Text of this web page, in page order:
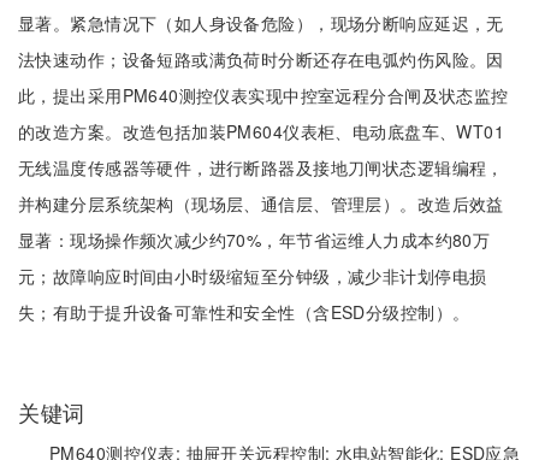
显著。紧急情况下（如人身设备危险），现场分断响应延迟，无
法快速动作；设备短路或满负荷时分断还存在电弧灼伤风险。因
此，提出采用PM640测控仪表实现中控室远程分合闸及状态监控
的改造方案。改造包括加装PM604仪表柜、电动底盘车、WT01
无线温度传感器等硬件，进行断路器及接地刀闸状态逻辑编程，
并构建分层系统架构（现场层、通信层、管理层）。改造后效益
显著：现场操作频次减少约70%，年节省运维人力成本约80万
元；故障响应时间由小时级缩短至分钟级，减少非计划停电损
失；有助于提升设备可靠性和安全性（含ESD分级控制）。
关键词
PM640测控仪表; 抽屉开关远程控制; 水电站智能化; ESD应急